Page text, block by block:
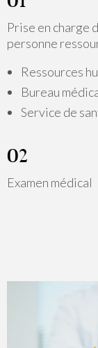
Prise en charge
personne
Ressources
Bureau
Service de
Examen médical